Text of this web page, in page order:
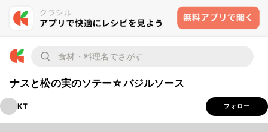
ナスと松の実のソテー☆バジルソース
KT フォロー